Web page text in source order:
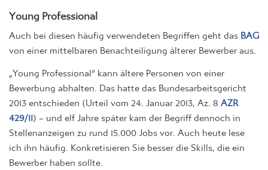
Young Professional
Auch bei diesen häufig verwendeten Begriffen geht dasBAG
von einer mittelbaren Benachteiligung älterer Bewerber aus.
„Young Professional“ kann ältere Personen von einer
Bewerbung abhalten. Das hatte das Bundesarbeitsgericht
2013 entschieden (Urteil vom 24. Januar 2013, Az. 8AZR
429/11) – und elf Jahre später kam der Begriff dennoch in
Stellenanzeigen zu rund 15.000 Jobs vor. Auch heute lese
ich ihn häufig. Konkretisieren Sie besser die Skills, die ein
Bewerber haben sollte.